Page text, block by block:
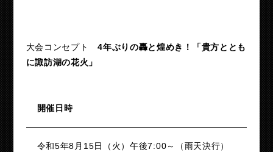
大会コンセプト4年ぶりの轟と煌めき！「貴方ととも
に諏訪湖の花火」
開催日時
令和5年8月15日（火）午後7:00～（雨天決行）